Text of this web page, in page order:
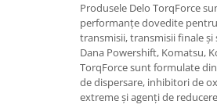
Lichide Pentru Punți și Universale
Lichide Suspensie
Lichide Suspensie Motociclete
Lichide Întreținere
Produsele Delo TorqForce
performanțe dovedite
transmisii, transmisii finale
Dana Powershift, Komatsu,
TorqForce sunt formulate
de dispersare, inhibitori de
extreme și agenți de